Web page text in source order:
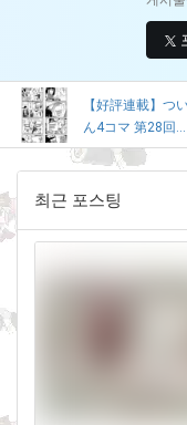
【好評連載】つ
ん4コマ 第28回...
최근 포스팅